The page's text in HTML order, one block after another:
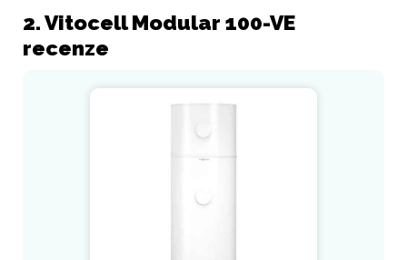
2. Vitocell Modular 100-VE
recenze